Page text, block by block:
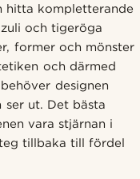
hitta kompletterande
och tigeröga
former och mönster
och därmed
designen
ser ut. Det bästa
vara stjärnan i
tillbaka till fördel